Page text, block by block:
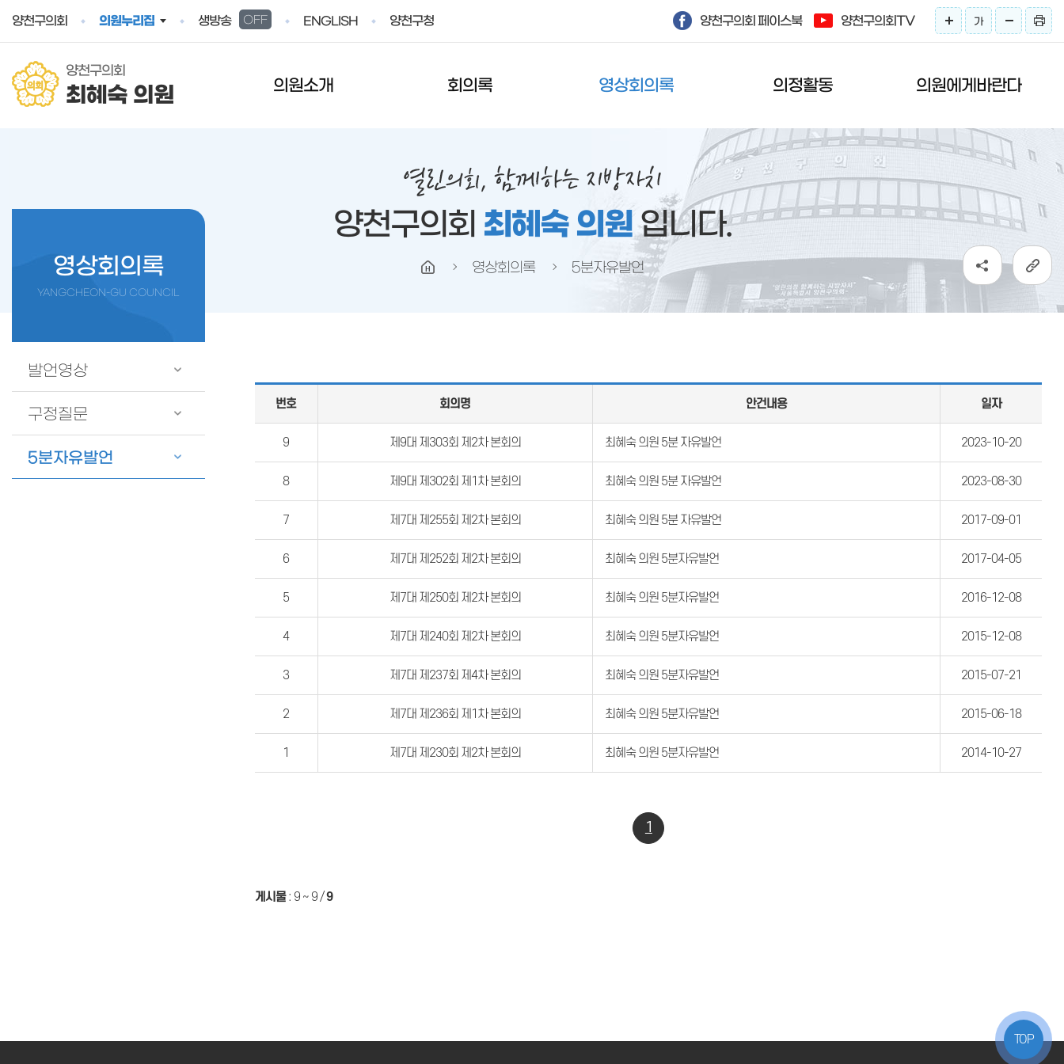
양천구의회
의원누리집 생방송 OFF ENGLISH 양천구청 양천구의회 페이스북 양천구의회TV 가
양천구의회
최혜숙 의원 의원소개 회의록 영상회의록 의정활동 의원에게바란다
양천구의회 최혜숙 의원입니다.
영상회의록 5분자유발언
영상회의록
YANGCHEON-GU COUNCIL
발언영상
구정질문
5분자유발언
번호 회의명 안건내용 일자
9 제9대 제303회 제2차 본회의 최혜숙 의원 5분 자유발언 2023-10-20
8 제9대 제302회 제1차 본회의 최혜숙 의원 5분 자유발언 2023-08-30
7 제7대 제255회 제2차 본회의 최혜숙 의원 5분 자유발언 2017-09-01
6 제7대 제252회 제2차 본회의 최혜숙 의원 5분자유발언 2017-04-05
5 제7대 제250회 제2차 본회의 최혜숙 의원 5분자유발언 2016-12-08
4 제7대 제240회 제2차 본회의 최혜숙 의원 5분자유발언 2015-12-08
3 제7대 제237회 제4차 본회의 최혜숙 의원 5분자유발언 2015-07-21
2 제7대 제236회 제1차 본회의 최혜숙 의원 5분자유발언 2015-06-18
1 제7대 제230회 제2차 본회의 최혜숙 의원 5분자유발언 2014-10-27
1
게시물: 9 ~ 9/9
TOP